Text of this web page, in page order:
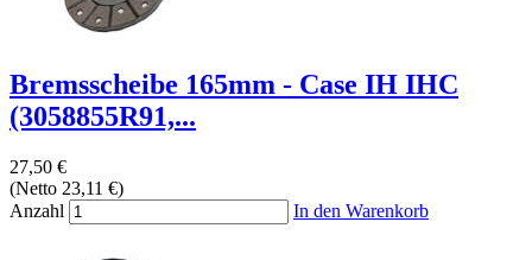
Bremsscheibe 165mm - Case IH IHC
(3058855R91,...
27,50 €
(Netto 23,11 €)
Anzahl
In den Warenkorb